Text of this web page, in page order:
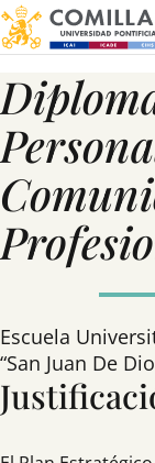
Escuela
“San Juan De